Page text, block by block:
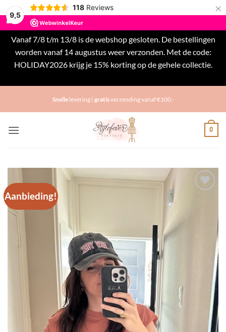
9,5
118 Reviews ×
Vanaf 7/8 t/m 13/8 is de webshop gesloten. De bestellingen
worden vanaf 14 augustus weer verzonden. Met de code:
HOLIDAY2026 krijg je 15% korting op de gehele collectie.
Snellelevering | gratisverzending vanaf €100,-
0
Aanbieding!